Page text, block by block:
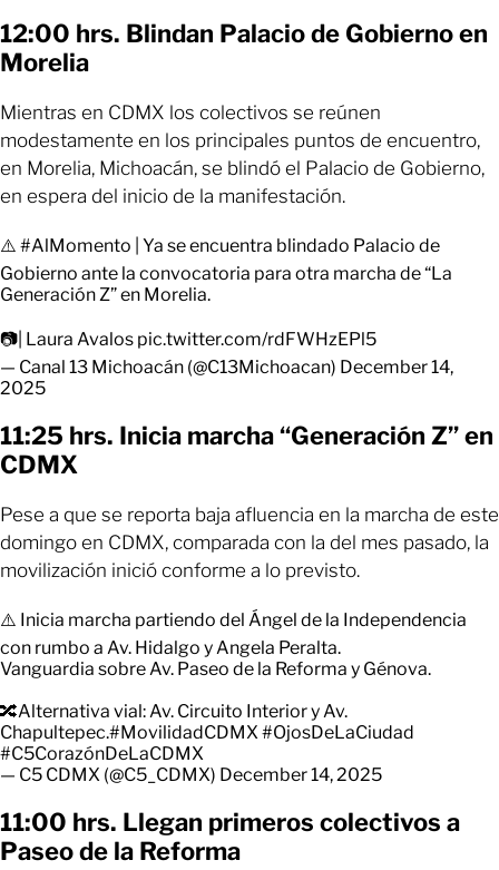
12:00 hrs. Blindan Palacio de Gobierno en
Morelia
Mientras en CDMX los colectivos se reúnen
modestamente en los principales puntos de encuentro,
en Morelia, Michoacán, se blindó el Palacio de Gobierno,
en espera del inicio de la manifestación.
⚠️ #AlMomento | Ya se encuentra blindado Palacio de
Gobierno ante la convocatoria para otra marcha de “La
Generación Z” en Morelia.
📷| Laura Avalos pic.twitter.com/rdFWHzEPl5
— Canal 13 Michoacán (@C13Michoacan) December 14,
2025
11:25 hrs. Inicia marcha “Generación Z” en
CDMX
Pese a que se reporta baja afluencia en la marcha de este
domingo en CDMX, comparada con la del mes pasado, la
movilización inició conforme a lo previsto.
⚠️ Inicia marcha partiendo del Ángel de la Independencia
con rumbo a Av. Hidalgo y Angela Peralta.
Vanguardia sobre Av. Paseo de la Reforma y Génova.
🔀Alternativa vial: Av. Circuito Interior y Av.
Chapultepec.#MovilidadCDMX#OjosDeLaCiudad
#C5CorazónDeLaCDMX
— C5 CDMX (@C5_CDMX) December 14, 2025
11:00 hrs. Llegan primeros colectivos a
Paseo de la Reforma